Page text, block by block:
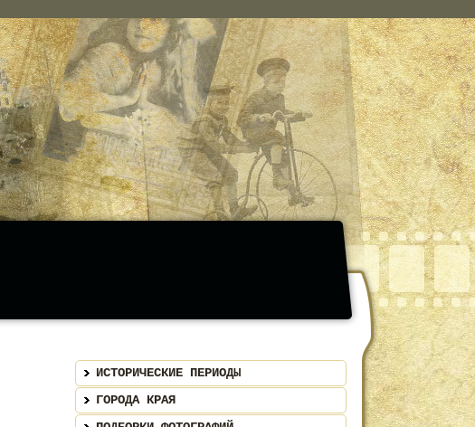
ИСТОРИЧЕСКИЕ ПЕРИОДЫ
ГОРОДА КРАЯ